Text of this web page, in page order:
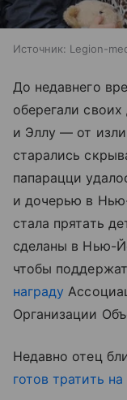
Источник: Legion-
До недавнего
оберегали
и Эллу — от
старались
папарацци
и дочерью в
стала прятать
сделаны в Нью-
чтобы
награду
Организации
Недавно отец
готов тратить на